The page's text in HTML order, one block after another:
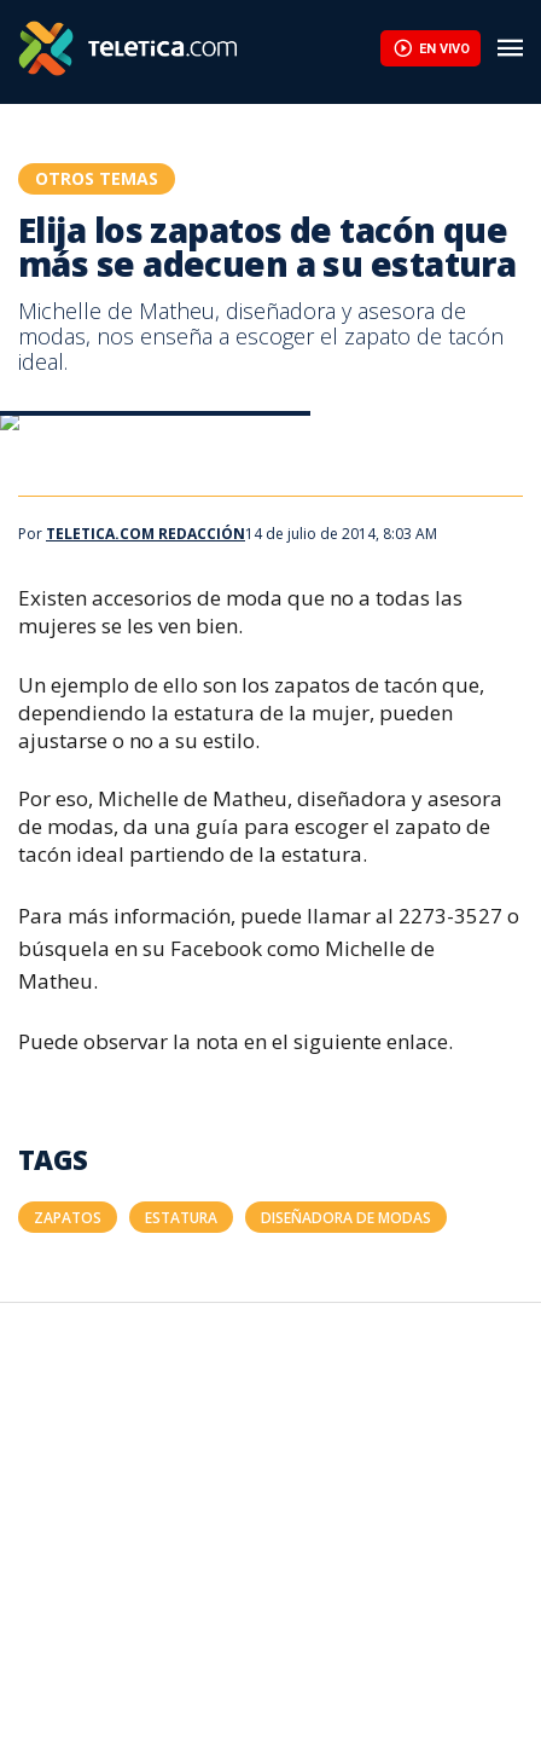
EN VIVO
OTROS TEMAS
Elija los zapatos de tacón que
más se adecuen a su estatura
Michelle de Matheu, diseñadora y asesora de
modas, nos enseña a escoger el zapato de tacón
ideal.
Por TELETICA.COM REDACCIÓN14 de julio de 2014, 8:03 AM
Existen accesorios de moda que no a todas las
mujeres se les ven bien.
Un ejemplo de ello son los zapatos de tacón que,
dependiendo la estatura de la mujer, pueden
ajustarse o no a su estilo.
Por eso, Michelle de Matheu, diseñadora y asesora
de modas, da una guía para escoger el zapato de
tacón ideal partiendo de la estatura.
Para más información, puede llamar al 2273-3527 o
búsquela en su Facebook como Michelle de
Matheu.
Puede observar la nota en el siguiente enlace.
TAGS
ZAPATOS ESTATURA DISEÑADORA DE MODAS